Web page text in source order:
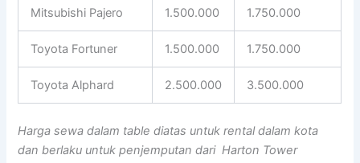
Mitsubishi Pajero 1.500.000 1.750.000
Toyota Fortuner 1.500.000 1.750.000
Toyota Alphard 2.500.000 3.500.000
Harga sewa dalam table diatas untuk rental dalam kota
dan berlaku untuk penjemputan dari Harton Tower